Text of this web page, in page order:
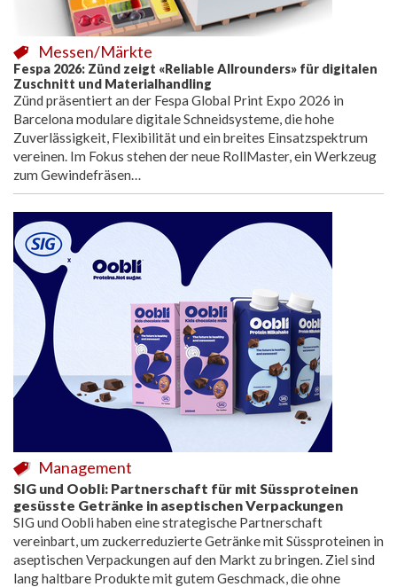
Fespa 2026: Zünd zeigt «Reliable Allrounders» für digitalen
Zuschnitt und Materialhandling
Messen/Märkte
Zünd präsentiert an der Fespa Global Print Expo 2026 in
Barcelona modulare digitale Schneidsysteme, die hohe
Zuverlässigkeit, Flexibilität und ein breites Einsatzspektrum
vereinen. Im Fokus stehen der neue RollMaster, ein Werkzeug
zum Gewindefräsen…
SIG und Oobli: Partnerschaft für mit Süssproteinen
gesüsste Getränke in aseptischen Verpackungen
Management
SIG und Oobli haben eine strategische Partnerschaft
vereinbart, um zuckerreduzierte Getränke mit Süssproteinen in
aseptischen Verpackungen auf den Markt zu bringen. Ziel sind
lang haltbare Produkte mit gutem Geschmack, die ohne